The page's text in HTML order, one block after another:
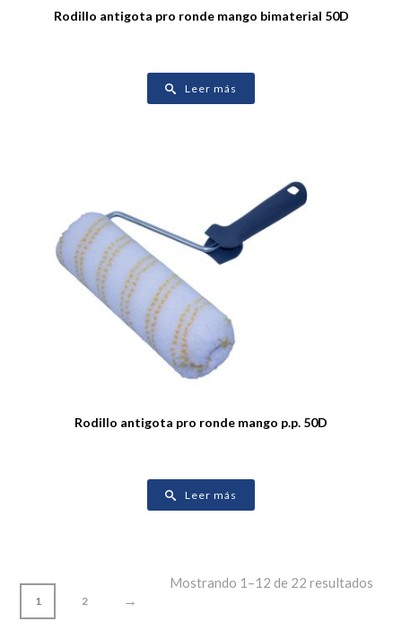
Rodillo antigota pro ronde mango bimaterial 50D
Leer más
Rodillo antigota pro ronde mango p.p. 50D
Leer más
1 2 →
Mostrando 1–12 de 22 resultados